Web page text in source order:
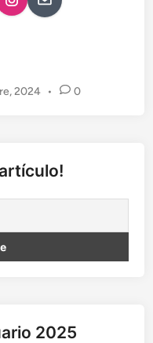
2024 • 0
2025